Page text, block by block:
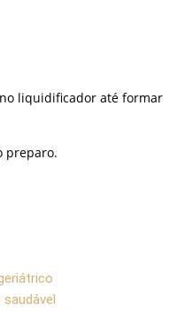
liquidificador até formar
preparo.